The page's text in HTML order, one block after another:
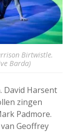
Birtwistle.
Barda)
David Harsent
zingen
Padmore.
Geoffrey